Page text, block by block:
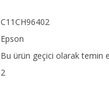
C11CH96402
Epson
Bu ürün geçici olarak temin
2